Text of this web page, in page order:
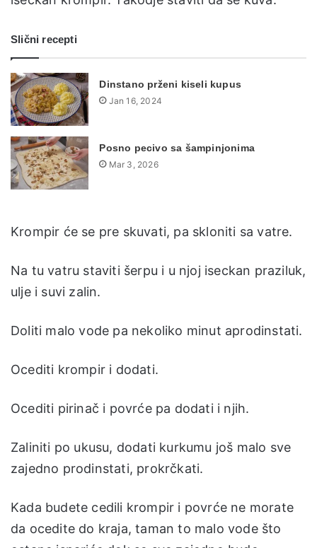
Slični recepti
Dinstano prženi kiseli kupus
Jan 16, 2024
Posno pecivo sa šampinjonima
Mar 3, 2026
Krompir će se pre skuvati, pa skloniti sa vatre.
Na tu vatru staviti šerpu i u njoj iseckan praziluk,
ulje i suvi zalin.
Doliti malo vode pa nekoliko minut aprodinstati.
Ocediti krompir i dodati.
Ocediti pirinač i povrće pa dodati i njih.
Zaliniti po ukusu, dodati kurkumu još malo sve
zajedno prodinstati, prokrčkati.
Kada budete cedili krompir i povrće ne morate
da ocedite do kraja, taman to malo vode što